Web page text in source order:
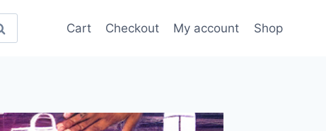
Cart Checkout My account Shop